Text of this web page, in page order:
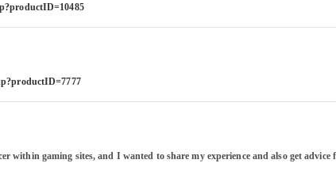
within gaming sites, and I wanted to share my experience and also get